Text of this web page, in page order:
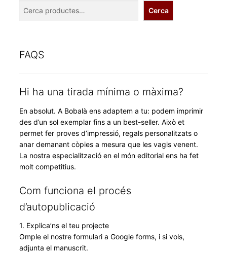
Cerca
FAQS
Hi ha una tirada mínima o màxima?
En absolut. A Bobalà ens adaptem a tu: podem imprimir
des d’un sol exemplar fins a un best-seller. Això et
permet fer proves d’impressió, regals personalitzats o
anar demanant còpies a mesura que les vagis venent.
La nostra especialització en el món editorial ens ha fet
molt competitius.
Com funciona el procés
d’autopublicació
1. Explica’ns el teu projecte
Omple el nostre formulari a Google forms, i si vols,
adjunta el manuscrit.